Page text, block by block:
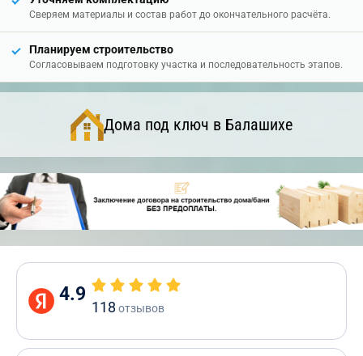
Сверяем материалы и состав работ до окончательного расчёта.
Планируем строительство
Согласовываем подготовку участка и последовательность этапов.
Дома под ключ в Балашихе
4.9
118 отзывов